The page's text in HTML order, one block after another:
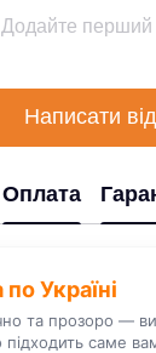
Додайте перший
Написати
Оплата
Україні
та прозоро —
саме